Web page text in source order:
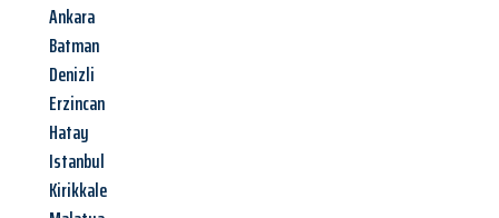
Ankara
Batman
Denizli
Erzincan
Hatay
Istanbul
Kirikkale